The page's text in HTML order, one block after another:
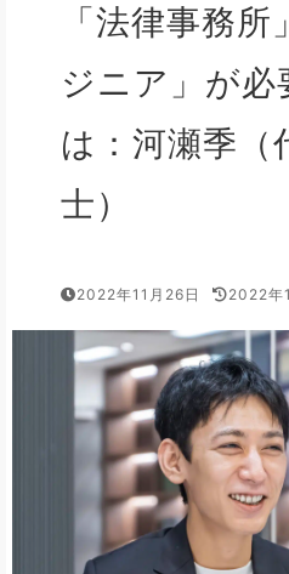
「法律事務
ジニア」が必
は：河瀬季（
士）
2022年11月26日 2022年